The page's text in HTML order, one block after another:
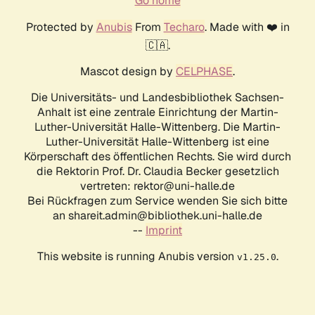
Protected by AnubisFrom Techaro. Made with ❤️ in
🇨🇦.
Mascot design by CELPHASE.
Die Universitäts- und Landesbibliothek Sachsen-
Anhalt ist eine zentrale Einrichtung der Martin-
Luther-Universität Halle-Wittenberg. Die Martin-
Luther-Universität Halle-Wittenberg ist eine
Körperschaft des öffentlichen Rechts. Sie wird durch
die Rektorin Prof. Dr. Claudia Becker gesetzlich
vertreten: rektor@uni-halle.de
Bei Rückfragen zum Service wenden Sie sich bitte
an shareit.admin@bibliothek.uni-halle.de
-- Imprint
This website is running Anubis version v1.25.0.